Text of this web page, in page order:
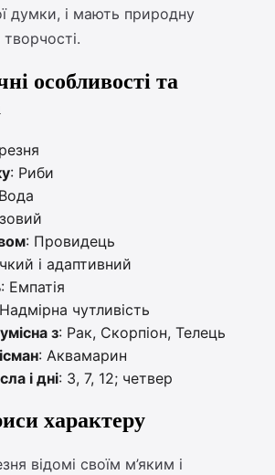
думки, і мають природну
особливості та
: Риби
: Провидець
і адаптивний
: Емпатія
чутливість
з: Рак, Скорпіон, Телець
: Аквамарин
і дні: 3, 7, 12; четвер
характеру
відомі своїм м’яким і